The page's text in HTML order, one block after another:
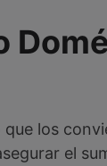
los
el